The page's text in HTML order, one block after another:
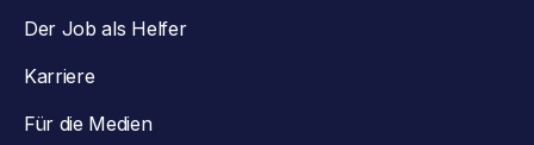
Der Job als Helfer
Karriere
Für die Medien